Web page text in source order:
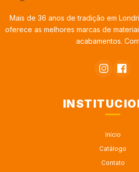
Mais de 36 anos de tradição em
oferece as melhores marcas de
acabamentos.
Início
Catálogo
Contato